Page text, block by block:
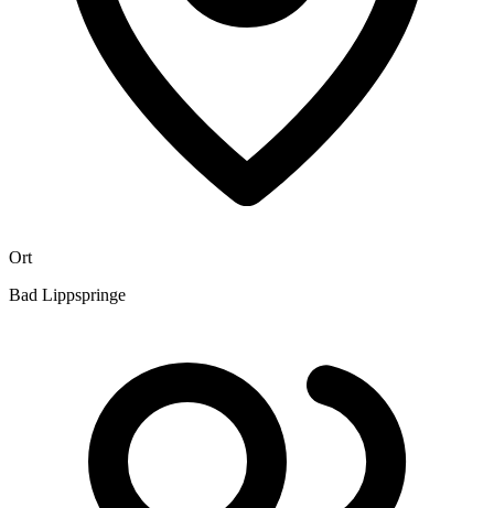
Ort
Bad Lippspringe